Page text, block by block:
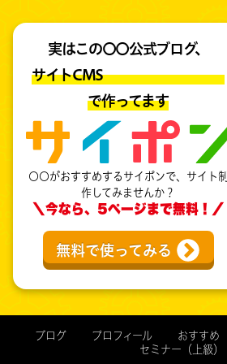
実はこの〇〇公式ブログ、
サイトCMS
で作ってます
〇〇がおすすめするサイポンで、サイト制
作してみませんか？
＼今なら、5ページまで無料！／
無料で使ってみる
ブログ プロフィール おすすめ
セミナー（上級）